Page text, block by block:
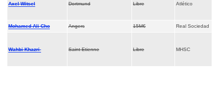
Axel Witsel Dortmund Libre Atlético
Mohamed Ali Cho Angers 15M€ Real Sociedad
Wahbi Khazri Saint-Etienne Libre MHSC